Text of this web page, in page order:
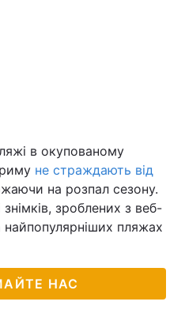
в окупованому
не страждають від
на розпал сезону.
зроблених з веб-
пляжах
НАС